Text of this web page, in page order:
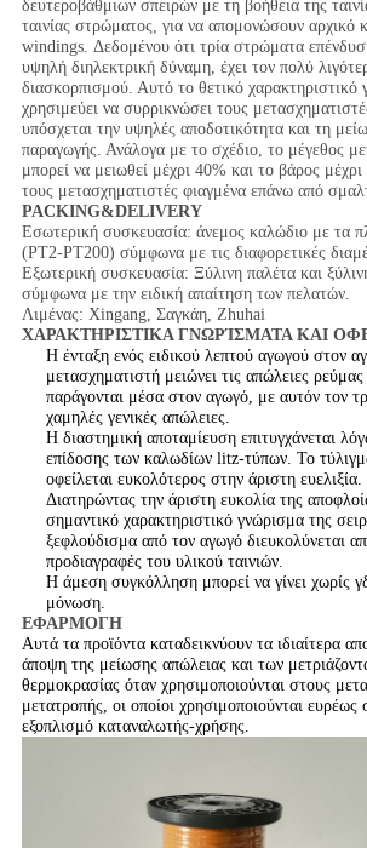
δευτεροβάθμιων σπειρών με τη βοήθεια της
ταινίας στρώματος, για να απομονώσουν αρχικό
windings. Δεδομένου ότι τρία στρώματα
υψηλή διηλεκτρική δύναμη, έχει τον πολύ
διασκορπισμού. Αυτό το θετικό
χρησιμεύει να συρρικνώσει τους
υπόσχεται την υψηλές αποδοτικότητα και τη
παραγωγής. Ανάλογα με το σχέδιο, το μέγεθος
μπορεί να μειωθεί μέχρι 40% και το βάρος
τους μετασχηματιστές φιαγμένα επάνω από
PACKING&DELIVERY
Εσωτερική συσκευασία: άνεμος καλώδιο με τα
(PT2-PT200) σύμφωνα με τις διαφορετικές
Εξωτερική συσκευασία: Ξύλινη παλέτα και
σύμφωνα με την ειδική απαίτηση των πελατών.
Λιμένας: Xingang, Σαγκάη, Zhuhai
ΧΑΡΑΚΤΗΡΙΣΤΙΚΑ ΓΝΩΡΊΣΜΑΤΑ ΚΑΙ
Η ένταξη ενός ειδικού λεπτού αγωγού στον
μετασχηματιστή μειώνει τις απώλειες
παράγονται μέσα στον αγωγό, με αυτόν τον
χαμηλές γενικές απώλειες.
Η διαστημική αποταμίευση επιτυγχάνεται
επίδοσης των καλωδίων litz-τύπων. Το
οφείλεται ευκολότερος στην άριστη ευελιξία.
Διατηρώντας την άριστη ευκολία της
σημαντικό χαρακτηριστικό γνώρισμα της
ξεφλούδισμα από τον αγωγό διευκολύνεται
προδιαγραφές του υλικού ταινιών.
Η άμεση συγκόλληση μπορεί να γίνει χωρίς
μόνωση.
ΕΦΑΡΜΟΓΗ
Αυτά τα προϊόντα καταδεικνύουν τα ιδιαίτερα
άποψη της μείωσης απώλειας και των
θερμοκρασίας όταν χρησιμοποιούνται στους
μετατροπής, οι οποίοι χρησιμοποιούνται ευρέως
εξοπλισμό καταναλωτής-χρήσης.